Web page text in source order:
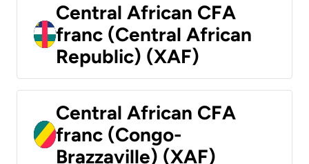
Central African CFA
franc (Central African
Republic) (XAF)
Central African CFA
franc (Congo-
Brazzaville) (XAF)